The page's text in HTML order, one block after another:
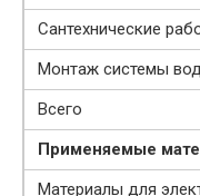
Сантехнические
Монтаж системы
Всего
Применяемые
Материалы для